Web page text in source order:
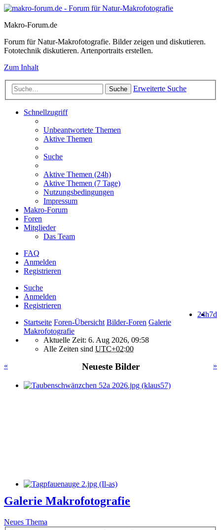
Makro-Forum.de
Forum für Natur-Makrofotografie. Bilder zeigen und diskutieren.
Fototechnik diskutieren. Artenportraits erstellen.
Zum Inhalt
Suche Erweiterte Suche
Schnellzugriff
Unbeantwortete Themen
Aktive Themen
Suche
Aktive Themen (24h)
Aktive Themen (7 Tage)
Nutzungsbedingungen
Impressum
Makro-Forum
Foren
Mitglieder
Das Team
FAQ
Anmelden
Registrieren
Suche
Anmelden
Registrieren
7d
24h
Startseite Foren-Übersicht Bilder-Foren Galerie
Makrofotografie
Aktuelle Zeit: 6. Aug 2026, 09:58
Alle Zeiten sind UTC+02:00
«
»
Neueste Bilder
Galerie Makrofotografie
Neues Thema